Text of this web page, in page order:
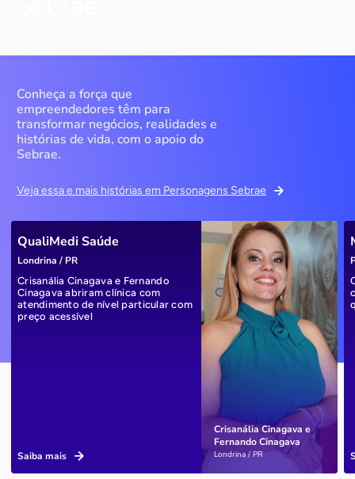
Conheça a força que
empreendedores têm para
transformar negócios, realidades e
histórias de vida, com o apoio do
Sebrae.
Veja essa e mais histórias em Personagens Sebrae
Crisanália Cinagava e
Fernando Cinagava
Londrina / PR
QualiMedi Saúde
Londrina / PR
Crisanália Cinagava e Fernando
Cinagava abriram clínica com
atendimento de nível particular com
preço acessível
Saiba mais